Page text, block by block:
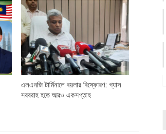
এলএনজি টার্মিনালে বয়লার বিস্ফোরণ: গ্যাস
সরবরাহ হতে আরও একসপ্তাহ